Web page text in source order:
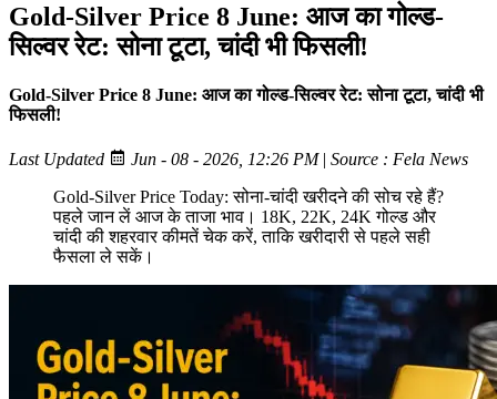
Gold-Silver Price 8 June: आज का गोल्ड-
सिल्वर रेट: सोना टूटा, चांदी भी फिसली!
Gold-Silver Price 8 June: आज का गोल्ड-सिल्वर रेट: सोना टूटा, चांदी भी
फिसली!
Last Updated Jun - 08 - 2026, 12:26 PM| Source : Fela News
Gold-Silver Price Today: सोना-चांदी खरीदने की सोच रहे हैं?
पहले जान लें आज के ताजा भाव। 18K, 22K, 24K गोल्ड और
चांदी की शहरवार कीमतें चेक करें, ताकि खरीदारी से पहले सही
फैसला ले सकें।